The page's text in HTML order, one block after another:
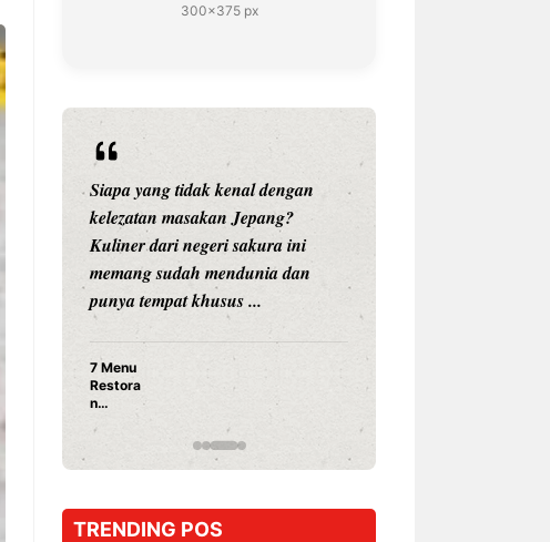
300×375 px
Siapa yang tidak kenal dengan
kelezatan masakan Jepang?
Kuliner dari negeri sakura ini
memang sudah mendunia dan
punya tempat khusus ...
7 Menu
Restora
n
yang
Dicoba,
Cuma
Sushi!
TRENDING POS